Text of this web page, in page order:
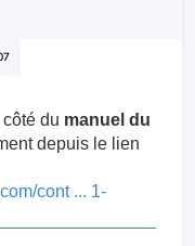
du manuel du
depuis le lien
cont ... 1-